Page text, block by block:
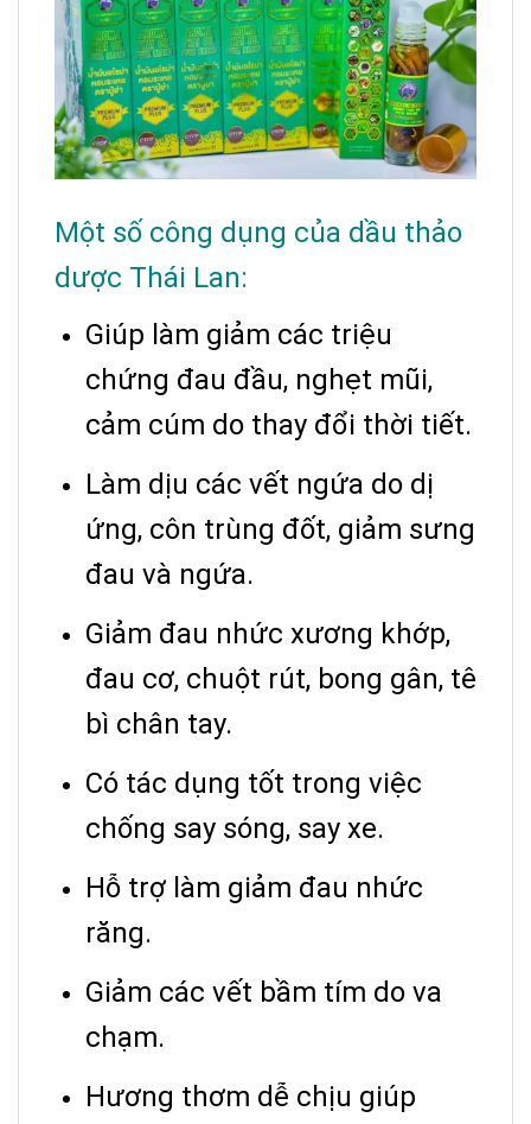
Một số công dụng của dầu thảo
dược Thái Lan:
Giúp làm giảm các triệu
chứng đau đầu, nghẹt mũi,
cảm cúm do thay đổi thời tiết.
Làm dịu các vết ngứa do dị
ứng, côn trùng đốt, giảm sưng
đau và ngứa.
Giảm đau nhức xương khớp,
đau cơ, chuột rút, bong gân, tê
bì chân tay.
Có tác dụng tốt trong việc
chống say sóng, say xe.
Hỗ trợ làm giảm đau nhức
răng.
Giảm các vết bầm tím do va
chạm.
Hương thơm dễ chịu giúp